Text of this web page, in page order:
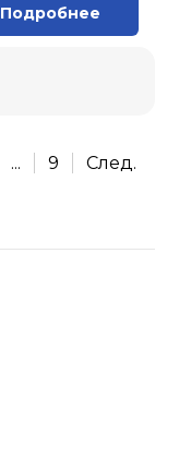
Подробнее
... 9 След.